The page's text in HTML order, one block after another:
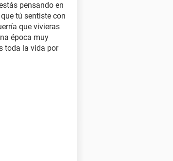
pensando en
tú sentiste con
que vivieras
época muy
toda la vida por